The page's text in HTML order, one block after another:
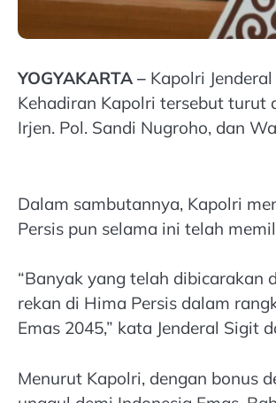
YOGYAKARTA – Kapolri
Kehadiran Kapolri tersebut turut
Irjen. Pol. Sandi Nugroho, dan
Dalam sambutannya, Kapolri
Persis pun selama ini telah
“Banyak yang telah dibicarakan
rekan di Hima Persis dalam
Emas 2045,” kata Jenderal Sigit
Menurut Kapolri, dengan bonus